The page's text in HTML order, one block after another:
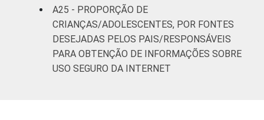
A25 - PROPORÇÃO DE
CRIANÇAS/ADOLESCENTES, POR FONTES
DESEJADAS PELOS PAIS/RESPONSÁVEIS
PARA OBTENÇÃO DE INFORMAÇÕES SOBRE
USO SEGURO DA INTERNET